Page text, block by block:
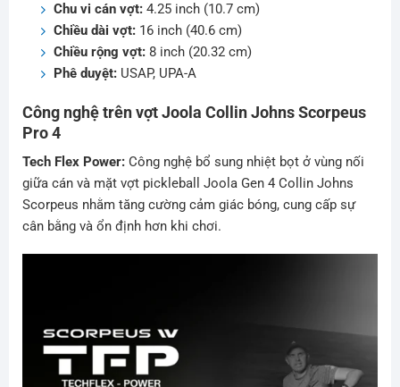
Chu vi cán vợt:4.25 inch (10.7 cm)
Chiều dài vợt:16 inch (40.6 cm)
Chiều rộng vợt:8 inch (20.32 cm)
Phê duyệt:USAP, UPA-A
Công nghệ trên vợt Joola Collin Johns Scorpeus
Pro 4
Tech Flex Power:Công nghệ bổ sung nhiệt bọt ở vùng nối
giữa cán và mặt vợt pickleball Joola Gen 4 Collin Johns
Scorpeus nhằm tăng cường cảm giác bóng, cung cấp sự
cân bằng và ổn định hơn khi chơi.